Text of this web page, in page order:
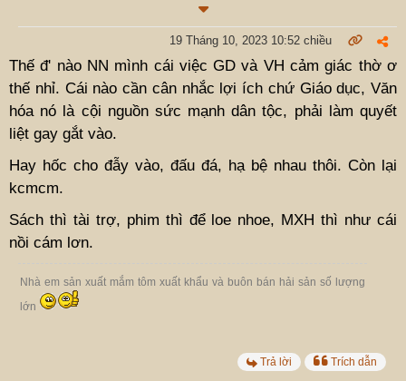
19 Tháng 10, 2023 10:52 chiều
Thế đ' nào NN mình cái việc GD và VH cảm giác thờ ơ
thế nhỉ. Cái nào cần cân nhắc lợi ích chứ Giáo dục, Văn
hóa nó là cội nguồn sức mạnh dân tộc, phải làm quyết
liệt gay gắt vào.
Hay hốc cho đẫy vào, đấu đá, hạ bệ nhau thôi. Còn lại
kcmcm.
Sách thì tài trợ, phim thì để loe nhoe, MXH thì như cái
nồi cám lơn.
Nhà em sản xuất mắm tôm xuất khẩu và buôn bán hải sản số lượng
lớn
Trả lời Trích dẫn